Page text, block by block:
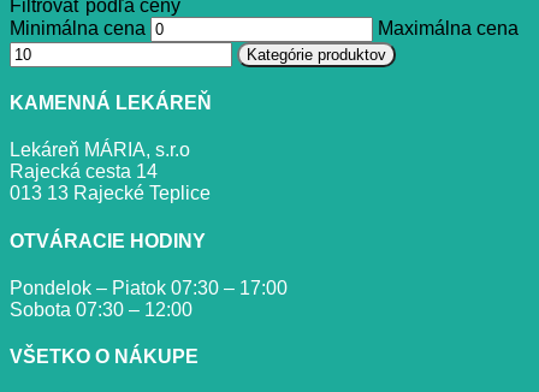
Filtrovať podľa ceny
Minimálna cena
Maximálna cena
Kategórie produktov
KAMENNÁ LEKÁREŇ
Lekáreň MÁRIA, s.r.o
Rajecká cesta 14
013 13 Rajecké Teplice
OTVÁRACIE HODINY
Pondelok – Piatok 07:30 – 17:00
Sobota 07:30 – 12:00
VŠETKO O NÁKUPE